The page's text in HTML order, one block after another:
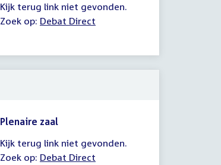
Kijk terug link niet gevonden.
Zoek op: Debat Direct
Plenaire zaal
Kijk terug link niet gevonden.
Zoek op: Debat Direct